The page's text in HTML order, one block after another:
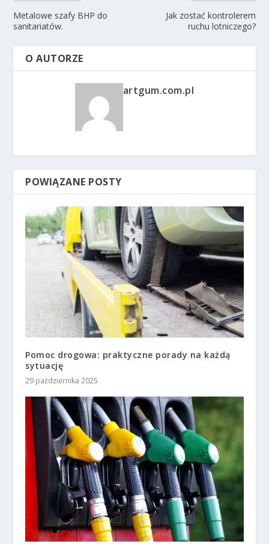
Metalowe szafy BHP do
sanitariatów.
Jak zostać kontrolerem
ruchu lotniczego?
O AUTORZE
artgum.com.pl
POWIĄZANE POSTY
Pomoc drogowa: praktyczne porady na każdą
sytuację
29 października 2025